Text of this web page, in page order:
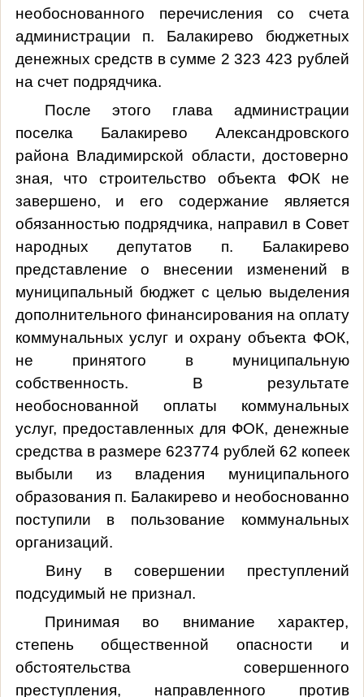
необоснованного перечисления со счета
администрации п. Балакирево бюджетных
денежных средств в сумме 2 323 423 рублей
на счет подрядчика.
После этого глава администрации
поселка Балакирево Александровского
района Владимирской области, достоверно
зная, что строительство объекта ФОК не
завершено, и его содержание является
обязанностью подрядчика, направил в Совет
народных депутатов п. Балакирево
представление о внесении изменений в
муниципальный бюджет с целью выделения
дополнительного финансирования на оплату
коммунальных услуг и охрану объекта ФОК,
не принятого в муниципальную
собственность. В результате
необоснованной оплаты коммунальных
услуг, предоставленных для ФОК, денежные
средства в размере 623774 рублей 62 копеек
выбыли из владения муниципального
образования п. Балакирево и необоснованно
поступили в пользование коммунальных
организаций.
Вину в совершении преступлений
подсудимый не признал.
Принимая во внимание характер,
степень общественной опасности и
обстоятельства совершенного
преступления, направленного против